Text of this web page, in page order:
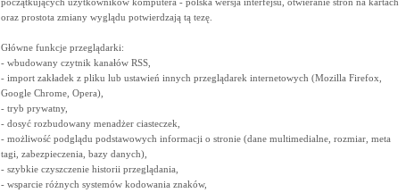
oraz prostota zmiany wyglądu potwierdzają tą tezę.
Główne funkcje przeglądarki:
- wbudowany czytnik kanałów RSS,
- import zakładek z pliku lub ustawień innych przeglądarek internetowych (Mozilla Firefox,
Google Chrome, Opera),
- tryb prywatny,
- dosyć rozbudowany menadżer ciasteczek,
- możliwość podglądu podstawowych informacji o stronie (dane multimedialne, rozmiar, meta
tagi, zabezpieczenia, bazy danych),
- szybkie czyszczenie historii przeglądania,
- wsparcie różnych systemów kodowania znaków,